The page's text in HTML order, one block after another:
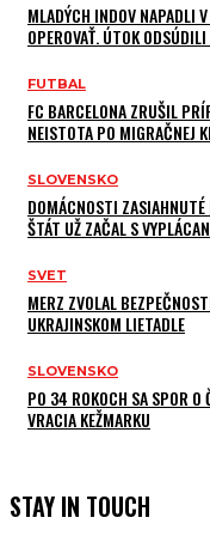
MLADÝCH INDOV NAPADLI
OPEROVAŤ. ÚTOK
FUTBAL
FC BARCELONA ZRUŠIL
NEISTOTA PO MIGRAČNEJ
SLOVENSKO
DOMÁCNOSTI
ŠTÁT UŽ ZAČAL S
SVET
MERZ ZVOLAL
UKRAJINSKOM LIETADLE
SLOVENSKO
PO 34 ROKOCH SA SPOR O
VRACIA KEŽMARKU
STAY IN TOUCH